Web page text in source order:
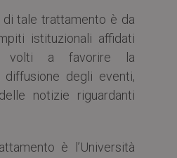
di tale trattamento è da
istituzionali affidati
e volti a favorire la
degli eventi,
notizie riguardanti
è l’Università